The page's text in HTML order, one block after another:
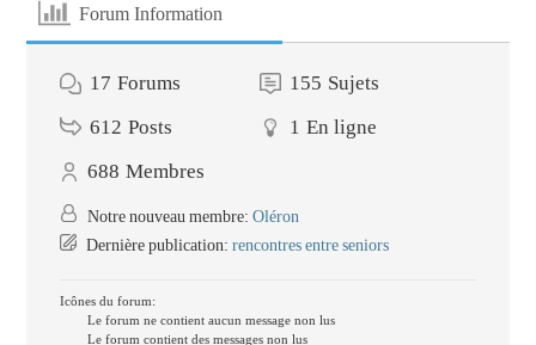
Forum Information
17 Forums 155 Sujets
612 Posts 1 En ligne
688 Membres
Notre nouveau membre: Oléron
Dernière publication: rencontres entre seniors
Icônes du forum:
Le forum ne contient aucun message non lus
Le forum contient des messages non lus